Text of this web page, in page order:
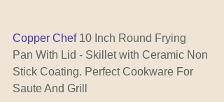
Copper Chef 10 Inch Round Frying
Pan With Lid - Skillet with Ceramic Non
Stick Coating. Perfect Cookware For
Saute And Grill